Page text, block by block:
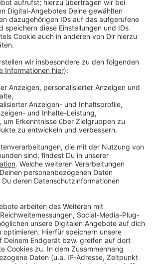
auf dem Laufenden
mehr - mit unserem kostenlosen
Newsletter. Ob Nachrichten,
unsere neuesten Aktionen - wir
informieren dich.
Newsletter anmelden
uns etwas sagen?
Studio Hotline
Kontaktformular